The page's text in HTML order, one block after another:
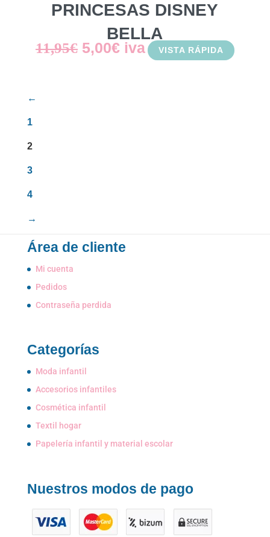
PRINCESAS DISNEY
BELLA
11,95€ El
5,00€Eliva VISTA RÁPIDA
←
1
2
3
4
→
Área de cliente
Mi cuenta
Pedidos
Contraseña perdida
Categorías
Moda infantil
Accesorios infantiles
Cosmética infantil
Textil hogar
Papelería infantil y material escolar
Nuestros modos de pago